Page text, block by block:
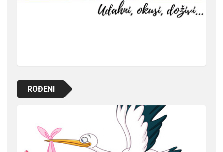
ROĐENI